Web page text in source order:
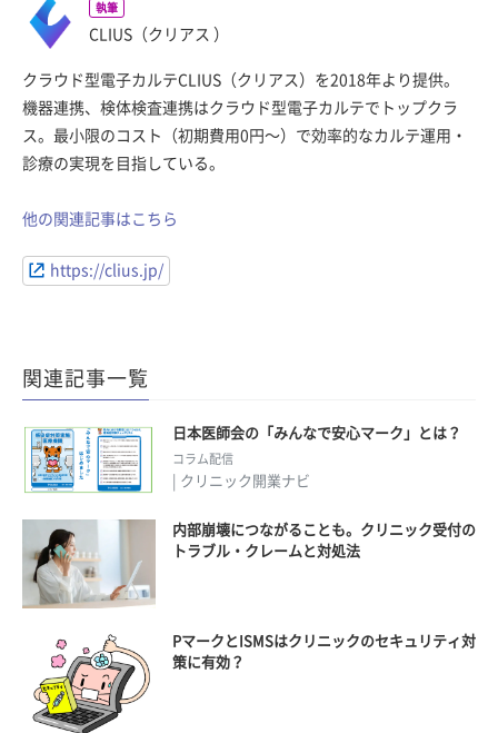
執筆
CLIUS（クリアス ）
クラウド型電子カルテCLIUS（クリアス）を2018年より提供。
機器連携、検体検査連携はクラウド型電子カルテでトップクラ
ス。最小限のコスト（初期費用0円〜）で効率的なカルテ運用・
診療の実現を目指している。
他の関連記事はこちら
https://clius.jp/
関連記事一覧
日本医師会の「みんなで安心マーク」とは？
コラム配信
| クリニック開業ナビ
内部崩壊につながることも。クリニック受付の
トラブル・クレームと対処法
PマークとISMSはクリニックのセキュリティ対
策に有効？